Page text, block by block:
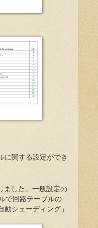
に関する設定ができ
ました。一般設定の
で回路テーブルの
シェーディング」